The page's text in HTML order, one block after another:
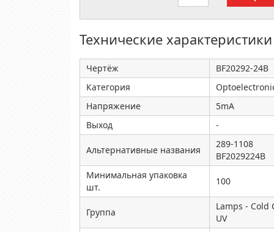
Технические характеристики
Чертёж
BF20292-24B
Категория
Напряжение
5mA
Выход
-
Альтернативные названия
289-1108
BF2029224B
Минимальная упаковка
шт.
100
Группа
Lamps - Cold
UV